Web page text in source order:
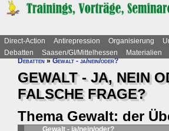
Direct-Action Antirepression Organisierung
Debatten
Saasen/GI/Mittelhessen Materialien
Debatten»Gewalt - ja/nein/oder?
GEWALT - JA, NEIN
FALSCHE FRAGE?
Thema Gewalt: der
Gewalt - ja/nein/oder?